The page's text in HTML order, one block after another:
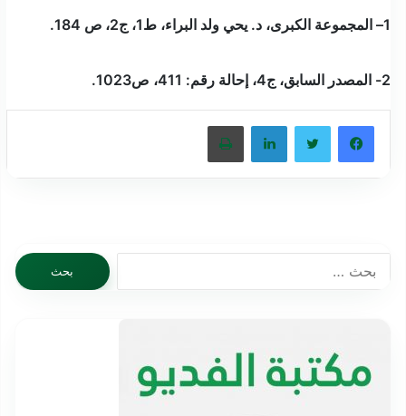
1– المجموعة الكبرى، د. يحي ولد البراء، ط1، ج2، ص 184.
2- المصدر السابق، ج4، إحالة رقم: 411، ص1023.
فيسبوك تويتر لينكدإن طباعة
البحث
عن: